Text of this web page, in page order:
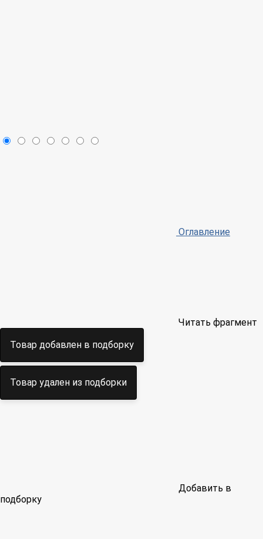
Оглавление
Читать фрагмент
Товар добавлен в подборку
Товар удален из подборки
Добавить в
подборку